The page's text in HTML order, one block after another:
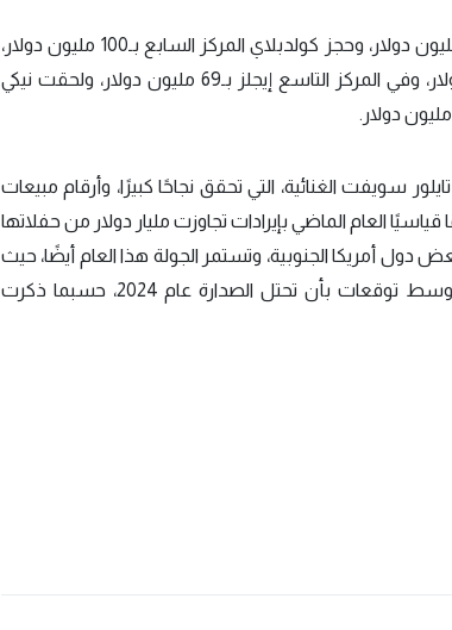
وجاء في المركز السادس برونو مارس محققًا 102 مليون دولار، وحجز كولدبلاي المركز السابع بـ100 مليون دولار،
فيما حل سفنتين في المركز الثامن بـ74 مليون دولار، وفي المركز التاسع إيجلز بـ69 مليون دولار، ولحقت نيكي
سويفت الغنائية، التي تحقق نجاحًا كبيرًا، وأرقام مبيعات
العام الماضي بإيرادات تجاوزت مليار دولار من حفلاتها
دول أمريكا الجنوبية، وتستمر الجولة هذا العام أيضًا، حيث
انطلقت يوم 9 مايو الماضي في رحلتها الأوروبية، وسط توقعات بأن تحتل الصدارة عام 2024، حسبما ذكرت